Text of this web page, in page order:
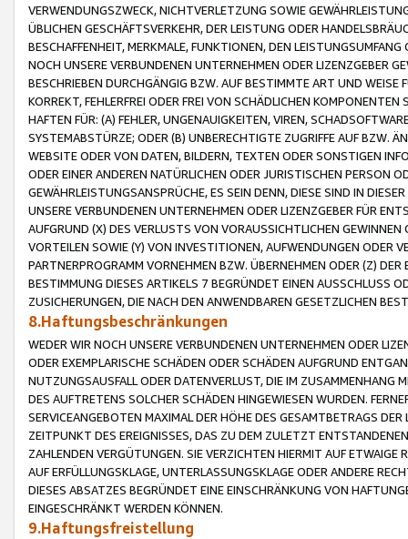
VERWENDUNGSZWECK, NICHTVERLETZUNG SOWIE
ÜBLICHEN GESCHÄFTSVERKEHR, DER LEISTUNG ODER
BESCHAFFENHEIT, MERKMALE, FUNKTIONEN, DEN
NOCH UNSERE VERBUNDENEN UNTERNEHMEN ODER LIZENZGEBER
BESCHRIEBEN DURCHGÄNGIG BZW. AUF BESTIMMTE ART UND
KORREKT, FEHLERFREI ODER FREI VON SCHÄDLICHEN
HAFTEN FÜR: (A) FEHLER, UNGENAUIGKEITEN, VIREN,
SYSTEMABSTÜRZE; ODER (B) UNBERECHTIGTE ZUGRIFFE AUF BZW.
WEBSITE ODER VON DATEN, BILDERN, TEXTEN ODER SONSTIGEN
ODER EINER ANDEREN NATÜRLICHEN ODER JURISTISCHEN PERSON
GEWÄHRLEISTUNGSANSPRÜCHE, ES SEIN DENN, DIESE SIND IN
UNSERE VERBUNDENEN UNTERNEHMEN ODER LIZENZGEBER FÜR
AUFGRUND (X) DES VERLUSTS VON VORAUSSICHTLICHEN
VORTEILEN SOWIE (Y) VON INVESTITIONEN, AUFWENDUNGEN ODER
PARTNERPROGRAMM VORNEHMEN BZW. ÜBERNEHMEN ODER (Z)
BESTIMMUNG DIESES ARTIKELS 7 BEGRÜNDET EINEN AUSSCHLUSS
ZUSICHERUNGEN, DIE NACH DEN ANWENDBAREN GESETZLICHEN
8.Haftungsbeschränkungen
WEDER WIR NOCH UNSERE VERBUNDENEN UNTERNEHMEN ODER
ODER EXEMPLARISCHE SCHÄDEN ODER SCHÄDEN AUFGRUND
NUTZUNGSAUSFALL ODER DATENVERLUST, DIE IM ZUSAMMENHANG
DES AUFTRETENS SOLCHER SCHÄDEN HINGEWIESEN WURDEN.
SERVICEANGEBOTEN MAXIMAL DER HÖHE DES GESAMTBETRAGS
ZEITPUNKT DES EREIGNISSES, DAS ZU DEM ZULETZT
ZAHLENDEN VERGÜTUNGEN. SIE VERZICHTEN HIERMIT AUF
AUF ERFÜLLUNGSKLAGE, UNTERLASSUNGSKLAGE ODER ANDERE
DIESES ABSATZES BEGRÜNDET EINE EINSCHRÄNKUNG VON
EINGESCHRÄNKT WERDEN KÖNNEN.
9.Haftungsfreistellung